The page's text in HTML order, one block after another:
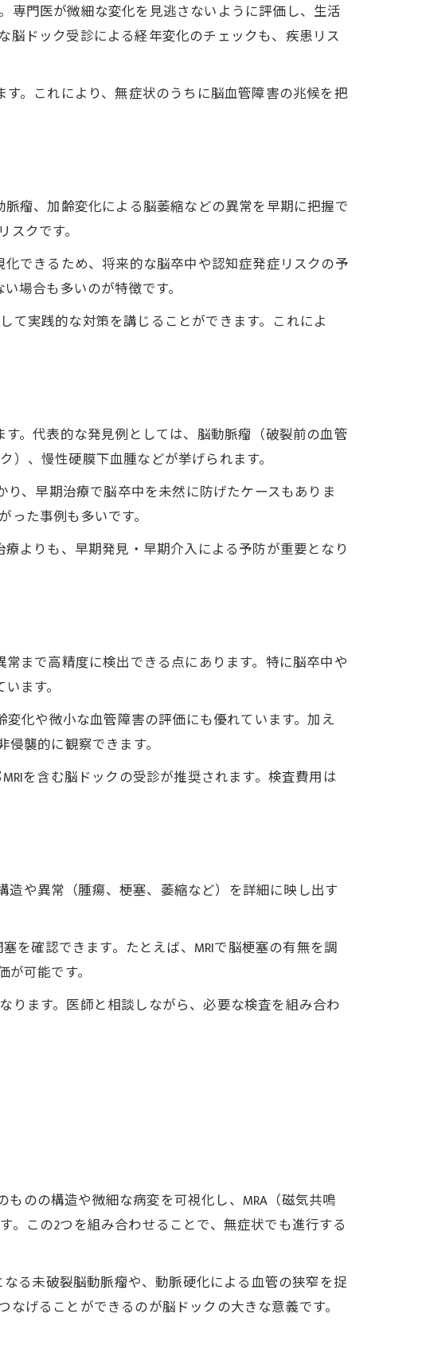
は
ない理由
に評価
ット
の検査法
を高める
知識
項
一歩
術
専門医が微細な変化を見逃さないように評価し、生活
ドック受診による経年変化のチェックも、疾患リス
。これにより、無症状のうちに脳血管障害の兆候を把
瘤、加齢変化による脳萎縮などの異常を早期に把握で
クです。
できるため、将来的な脳卒中や認知症発症リスクの予
場合も多いのが特徴です。
て実践的な対策を講じることができます。これによ
。代表的な発見例としては、脳動脈瘤（破裂前の血管
、慢性硬膜下血腫などが挙げられます。
、早期治療で脳卒中を未然に防げたケースもありま
た事例も多いです。
よりも、早期発見・早期介入による予防が重要となり
まで高精度に検出できる点にあります。特に脳卒中や
ます。
化や微小な血管障害の評価にも優れています。加え
襲的に観察できます。
を含む脳ドックの受診が推奨されます。検査費用は
造や異常（腫瘍、梗塞、萎縮など）を詳細に映し出す
を確認できます。たとえば、MRIで脳梗塞の有無を調
可能です。
ります。医師と相談しながら、必要な検査を組み合わ
のの構造や微細な病変を可視化し、MRA（磁気共鳴
この2つを組み合わせることで、無症状でも進行する
る未破裂脳動脈瘤や、動脈硬化による血管の狭窄を捉
げることができるのが脳ドックの大きな意義です。